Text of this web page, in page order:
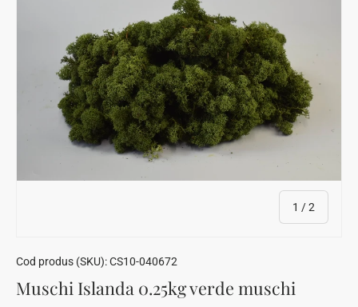
1 /din
2
Cod produs (SKU):CS10-040672
Muschi Islanda 0.25kg verde muschi